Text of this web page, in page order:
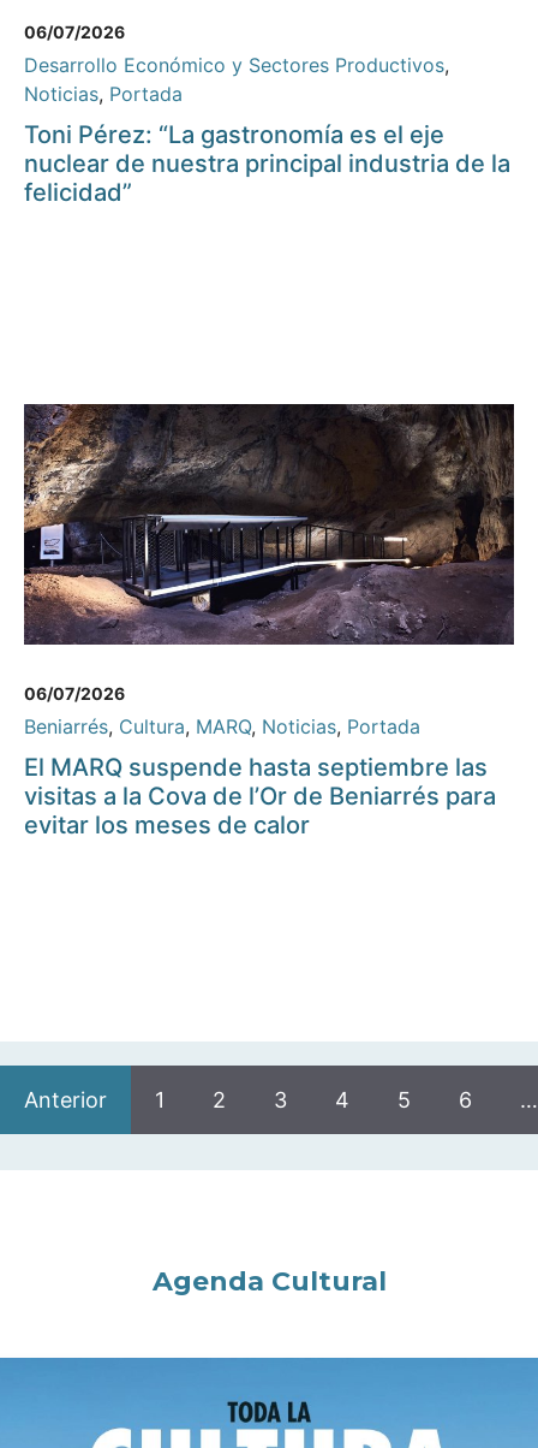
06/07/2026
Desarrollo Económico y Sectores Productivos,
Noticias, Portada
Toni Pérez: “La gastronomía es el eje
nuclear de nuestra principal industria de la
felicidad”
06/07/2026
Beniarrés, Cultura, MARQ, Noticias, Portada
El MARQ suspende hasta septiembre las
visitas a la Cova de l’Or de Beniarrés para
evitar los meses de calor
Anterior 1 2 3 4 5 6 …
Agenda Cultural